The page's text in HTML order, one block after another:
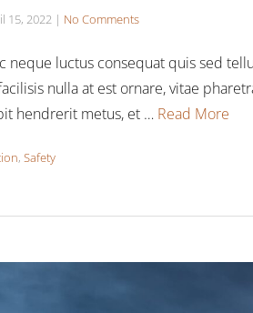
15, 2022 | No Comments
neque luctus consequat quis sed
nulla at est ornare, vitae
hendrerit metus, et … Read More
, Safety